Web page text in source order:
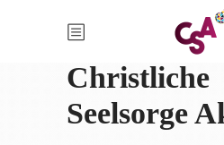
Christliche
Seelsorge